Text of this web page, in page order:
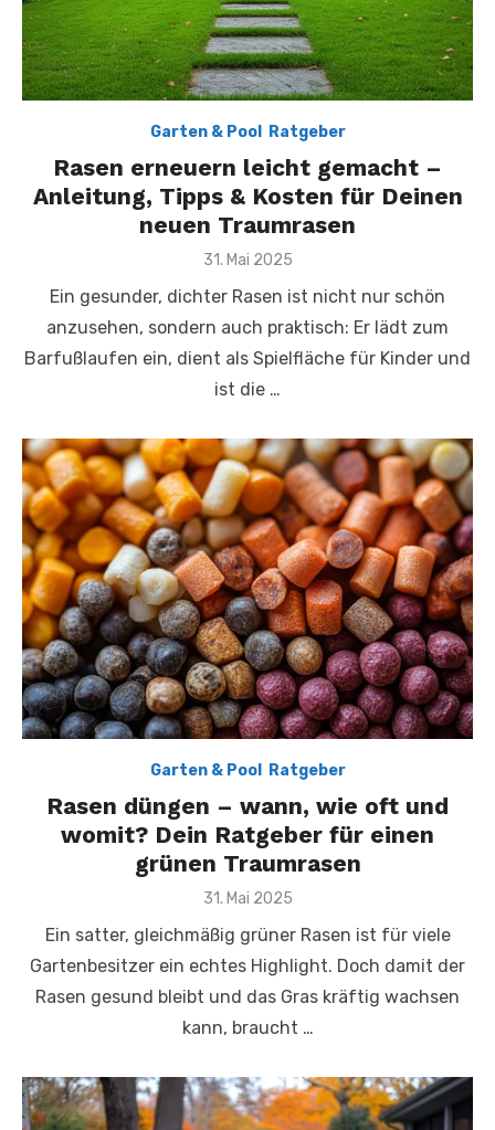
Garten & Pool Ratgeber
Rasen erneuern leicht gemacht –
Anleitung, Tipps & Kosten für Deinen
neuen Traumrasen
Posted
31. Mai 2025
Ein gesunder, dichter Rasen ist nicht nur schön
anzusehen, sondern auch praktisch: Er lädt zum
Barfußlaufen ein, dient als Spielfläche für Kinder und
ist die …
Garten & Pool Ratgeber
Rasen düngen – wann, wie oft und
womit? Dein Ratgeber für einen
grünen Traumrasen
Posted
31. Mai 2025
Ein satter, gleichmäßig grüner Rasen ist für viele
Gartenbesitzer ein echtes Highlight. Doch damit der
Rasen gesund bleibt und das Gras kräftig wachsen
kann, braucht …